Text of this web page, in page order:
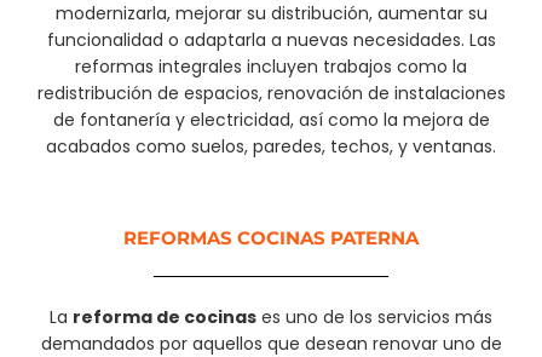
modernizarla, mejorar su distribución, aumentar su
funcionalidad o adaptarla a nuevas necesidades. Las
reformas integrales incluyen trabajos como la
redistribución de espacios, renovación de instalaciones
de fontanería y electricidad, así como la mejora de
acabados como suelos, paredes, techos, y ventanas.
REFORMAS COCINAS PATERNA
La reforma de cocinas es uno de los servicios más
demandados por aquellos que desean renovar uno de